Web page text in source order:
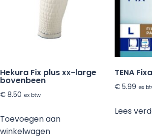
Hekura Fix plus xx-large
bovenbeen
€ 8.50 ex btw
Toevoegen aan
winkelwagen
TENA
€5.99 ex
Lees